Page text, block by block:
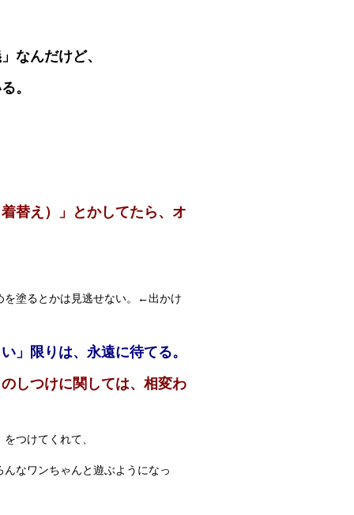
なんだけど、
。
替え）」とかしてたら、オ
を塗るとかは見逃せない。←出かけ
」限りは、永遠に待てる。
しつけに関しては、相変わ
つけてくれて、
なワンちゃんと遊ぶようになっ